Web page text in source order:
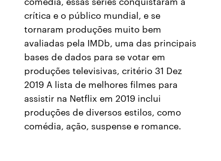
crítica e o público mundial, e se
tornaram produções muito bem
avaliadas pela IMDb, uma das principais
bases de dados para se votar em
produções televisivas, critério 31 Dez
2019 A lista de melhores filmes para
assistir na Netflix em 2019 inclui
produções de diversos estilos, como
comédia, ação, suspense e romance.